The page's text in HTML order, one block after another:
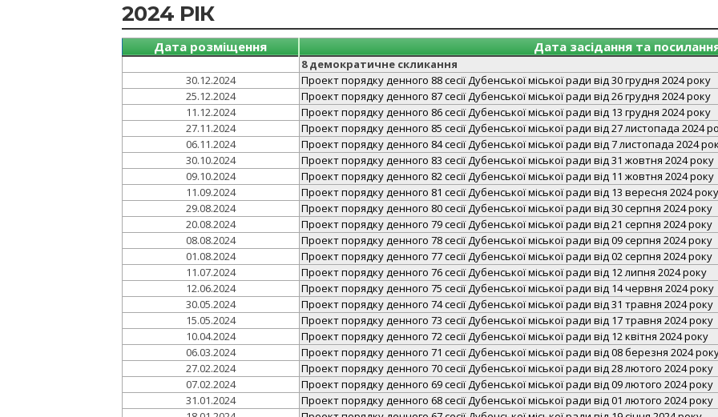
2024 РІК
Дата розміщення Дата засідання та
8 демократичне скликання
30.12.2024
Проект порядку денного 88 сесії Дубенської міської ради від 30 грудня 2024 року
25.12.2024
Проект порядку денного 87 сесії Дубенської міської ради від 26 грудня 2024 року
11.12.2024
Проект порядку денного 86 сесії Дубенської міської ради від 13 грудня 2024 року
27.11.2024
Проект порядку денного 85 сесії Дубенської міської ради від 27 листопада 2024
06.11.2024
Проект порядку денного 84 сесії Дубенської міської ради від 7 листопада 2024
30.10.2024
Проект порядку денного 83 сесії Дубенської міської ради від 31 жовтня 2024 року
09.10.2024
Проект порядку денного 82 сесії Дубенської міської ради від 11 жовтня 2024 року
11.09.2024
Проект порядку денного 81 сесії Дубенської міської ради від 13 вересня 2024 року
29.08.2024
Проект порядку денного 80 сесії Дубенської міської ради від 30 серпня 2024 року
20.08.2024
Проект порядку денного 79 сесії Дубенської міської ради від 21 серпня 2024 року
08.08.2024
Проект порядку денного 78 сесії Дубенської міської ради від 09 серпня 2024 року
01.08.2024
Проект порядку денного 77 сесії Дубенської міської ради від 02 серпня 2024 року
11.07.2024
Проект порядку денного 76 сесії Дубенської міської ради від 12 липня 2024 року
12.06.2024
Проект порядку денного 75 сесії Дубенської міської ради від 14 червня 2024 року
30.05.2024
Проект порядку денного 74 сесії Дубенської міської ради від 31 травня 2024 року
15.05.2024
Проект порядку денного 73 сесії Дубенської міської ради від 17 травня 2024 року
10.04.2024
Проект порядку денного 72 сесії Дубенської міської ради від 12 квітня 2024 року
06.03.2024
Проект порядку денного 71 сесії Дубенської міської ради від 08 березня 2024
27.02.2024
Проект порядку денного 70 сесії Дубенської міської ради від 28 лютого 2024 року
07.02.2024
Проект порядку денного 69 сесії Дубенської міської ради від 09 лютого 2024 року
31.01.2024
Проект порядку денного 68 сесії Дубенської міської ради від 01 лютого 2024 року